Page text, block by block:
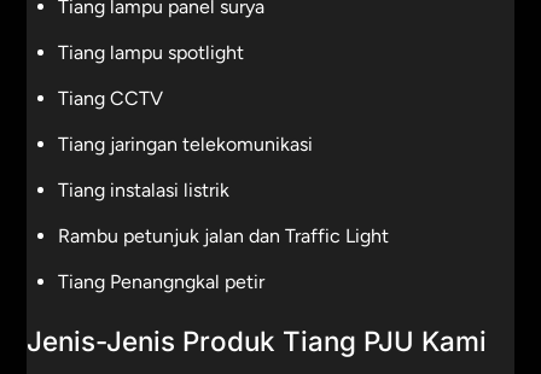
Tiang lampu panel surya
Tiang lampu spotlight
Tiang CCTV
Tiang jaringan telekomunikasi
Tiang instalasi listrik
Rambu petunjuk jalan dan Traffic Light
Tiang Penangngkal petir
Jenis-Jenis Produk Tiang PJU Kami